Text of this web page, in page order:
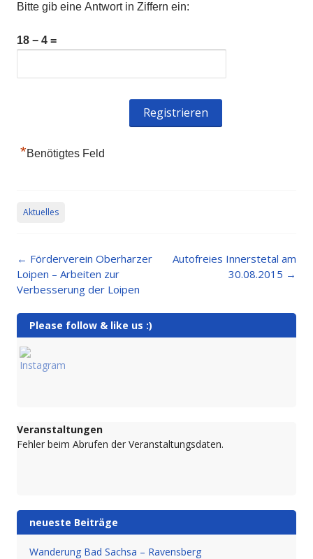
Bitte gib eine Antwort in Ziffern ein:
18 − 4 =
*Benötigtes Feld
Aktuelles
Post
navigation
← Förderverein Oberharzer
Loipen – Arbeiten zur
Verbesserung der Loipen
Autofreies Innerstetal am
30.08.2015 →
Please follow & like us :)
Veranstaltungen
Fehler beim Abrufen der Veranstaltungsdaten.
neueste Beiträge
Wanderung Bad Sachsa – Ravensberg